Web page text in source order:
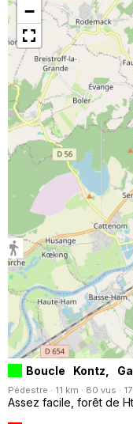
−
Boucle Kontz,
Pédestre · 11 km · 80 vus · 17
Assez facile, forêt de